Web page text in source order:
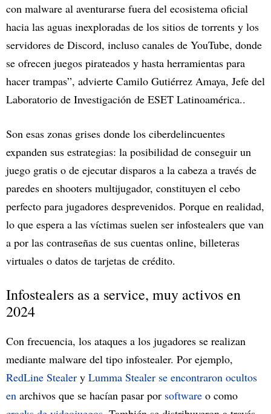
con malware al aventurarse fuera del ecosistema oficial
hacia las aguas inexploradas de los sitios de torrents y los
servidores de Discord, incluso canales de YouTube, donde
se ofrecen juegos pirateados y hasta herramientas para
hacer trampas”, advierte Camilo Gutiérrez Amaya, Jefe del
Laboratorio de Investigación de ESET Latinoamérica..
Son esas zonas grises donde los ciberdelincuentes
expanden sus estrategias: la posibilidad de conseguir un
juego gratis o de ejecutar disparos a la cabeza a través de
paredes en shooters multijugador, constituyen el cebo
perfecto para jugadores desprevenidos. Porque en realidad,
lo que espera a las víctimas suelen ser infostealers que van
a por las contraseñas de sus cuentas online, billeteras
virtuales o datos de tarjetas de crédito.
Infostealers as a service, muy activos en
2024
Con frecuencia, los ataques a los jugadores se realizan
mediante malware del tipo infostealer. Por ejemplo,
RedLine Stealer y Lumma Stealer se encontraron ocultos
en archivos que se hacían pasar por software o como